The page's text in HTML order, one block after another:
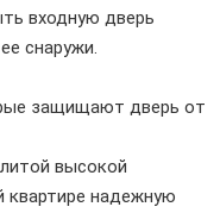
входную дверь
снаружи.
защищают дверь от
высокой
квартире надежную